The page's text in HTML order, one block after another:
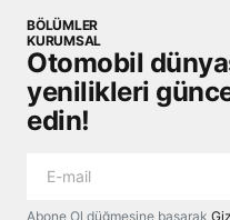
BÖLÜMLER
KURUMSAL
Otomobil
yenilikleri
edin!
Abone Ol düğmesine basarak